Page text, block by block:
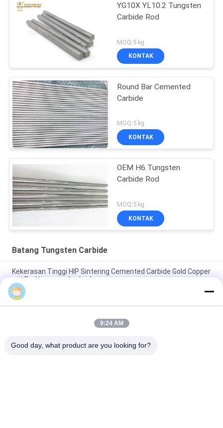
YG10X YL10.2 Tungsten
Carbide Rod
MOQ:5 kg
KONTAK
Round Bar Cemented
Carbide
MOQ:5 kg
KONTAK
OEM H6 Tungsten
Carbide Rod
MOQ:5 kg
KONTAK
Batang Tungsten Carbide
Kekerasan Tinggi HIP Sintering Cemented Carbide Gold Copper
grit Rod bar menghadap keras
Iso Cemented Carbide Rod Grade Round Welding Solid Hard
Alloy Bar Cutting Tools
YG10X Grade Tungsten Carbide Rod Dipoles Round Welding
9:24 AM
Good day, what product are you looking for?